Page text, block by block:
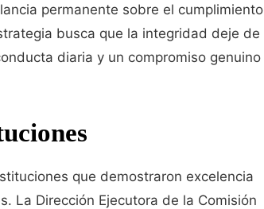
permanente sobre el cumplimiento
busca que la integridad deje de
diaria y un compromiso genuino
que demostraron excelencia
La Dirección Ejecutora de la Comisión